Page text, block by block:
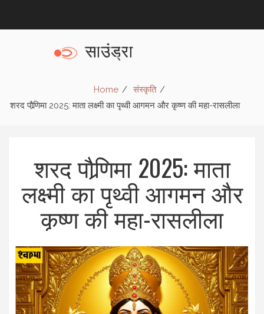
Home
संस्कृति
शरद पौर्‍णिमा 2025: माता लक्ष्मी का पृथ्वी आगमन और कृष्ण की महा-रासलीला
शरद पौर्‍णिमा 2025: माता
लक्ष्मी का पृथ्वी आगमन और
कृष्ण की महा-रासलीला